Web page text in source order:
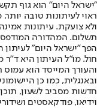
"ישראל היום" הוא גוף
ראוי לעיתונות טובה
ולא צועקת. עיתונות
הפך "ישראל היום"
חול. מו"ל העיתון היא
והעורך המייסד הוא
חדשות מסביב לשעון, תוכן
וידיאו, פודקאסטים